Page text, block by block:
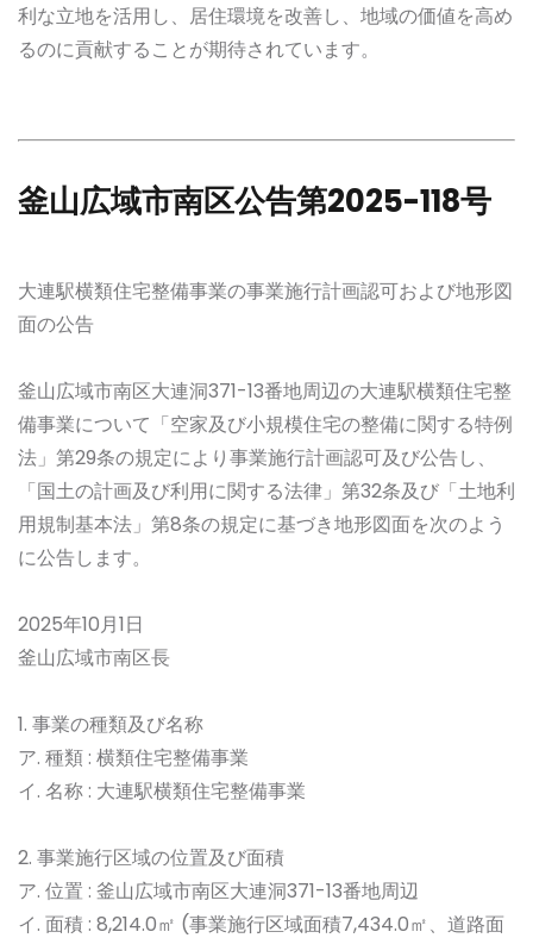
利な立地を活用し、居住環境を改善し、地域の価値を高め
るのに貢献することが期待されています。
釜山広域市南区公告第2025-118号
大連駅横類住宅整備事業の事業施行計画認可および地形図
面の公告
釜山広域市南区大連洞371-13番地周辺の大連駅横類住宅整
備事業について「空家及び小規模住宅の整備に関する特例
法」第29条の規定により事業施行計画認可及び公告し、
「国土の計画及び利用に関する法律」第32条及び「土地利
用規制基本法」第8条の規定に基づき地形図面を次のよう
に公告します。
2025年10月1日
釜山広域市南区長
1. 事業の種類及び名称
ア. 種類 : 横類住宅整備事業
イ. 名称 : 大連駅横類住宅整備事業
2. 事業施行区域の位置及び面積
ア. 位置 : 釜山広域市南区大連洞371-13番地周辺
イ. 面積 : 8,214.0㎡ (事業施行区域面積7,434.0㎡、道路面